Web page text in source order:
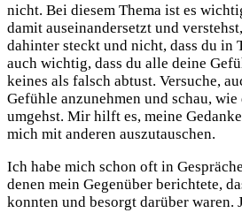
nicht. Bei diesem Thema ist es
damit auseinandersetzt und
dahinter steckt und nicht, dass du in
auch wichtig, dass du alle deine
keines als falsch abtust. Versuche,
Gefühle anzunehmen und schau,
umgehst. Mir hilft es, meine
mich mit anderen auszutauschen.
Ich habe mich schon oft in
denen mein Gegenüber berichtete,
konnten und besorgt darüber waren.